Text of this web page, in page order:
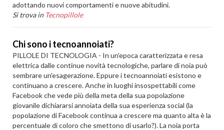
adottando nuovi comportamenti e nuove abitudini.
Si trova in Tecnopillole
Chi sono i tecnoannoiati?
PILLOLE DI TECNOLOGIA - In un'epoca caratterizzata e resa
elettrica dalle continue novità tecnologiche, parlare di noia può
sembrare un'esagerazione. Eppure i tecnoannoiati esistono e
continuano a crescere. Anche in luoghi insospettabili come
Facebook che vede più della meta della sua popolazione
giovanile dichiararsi annoiata della sua esperienza social (la
popolazione di Facebook continua a crescere ma quanto alta è la
percentuale di coloro che smettono di usarlo?). La noia porta